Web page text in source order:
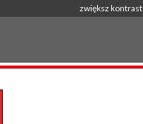
zwiększ kontrast